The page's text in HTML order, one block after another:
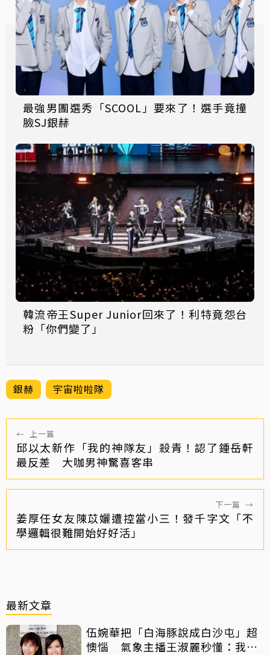
最強男團選秀「SCOOL」要來了！選手竟撞
臉SJ銀赫
韓流帝王Super Junior回來了！利特竟怨台
粉「你們變了」
銀赫 宇宙啦啦隊
← 上一篇
邱以太新作「我的神隊友」殺青！認了鍾岳軒
最反差 大咖男神驚喜客串
下一篇 →
姜厚任女友陳苡孋遭控當小三！發千字文「不
學邏輯很難開始好好活」
最新文章
伍婉華把「白海豚說成白沙屯」超
懊惱 氣象主播王淑麗秒懂：我曾